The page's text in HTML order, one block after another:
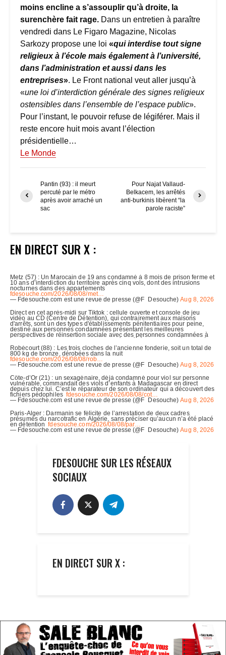
moins encline a s’assouplir qu’à droite, la
surenchère fait rage. Dans un entretien à paraître
vendredi dans Le Figaro Magazine, Nicolas
Sarkozy propose une loi «qui interdise tout signe
religieux à l’école mais également à l’université,
dans l’administration et aussi dans les
entreprises». Le Front national veut aller jusqu’à
«une loi d’interdiction générale des signes religieux
ostensibles dans l’ensemble de l’espace public».
Pour l’instant, le pouvoir refuse de légiférer. Mais il
reste encore huit mois avant l’élection
présidentielle…
Le Monde
Pantin (93) : il meurt
percuté par le métro
après avoir arraché un
sac
Pour Najat Vallaud-
Belkacem, les arrêtés
anti-burkinis libèrent “la
parole raciste”
EN DIRECT SUR X :
FDESOUCHE SUR LES RÉSEAUX
SOCIAUX
EN DIRECT SUR X :